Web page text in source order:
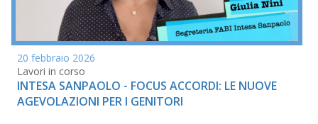
20 febbraio 2026
Lavori in corso
INTESA SANPAOLO - FOCUS ACCORDI: LE NUOVE
AGEVOLAZIONI PER I GENITORI